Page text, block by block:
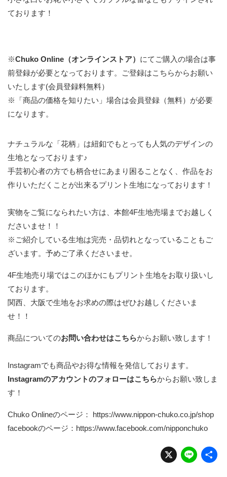
ております！
※Chuko Online（オンラインストア） にてご購入の場合は事
前登録が必要となっております。
ご登録はこちらからお願い
いたします(会員登録料無料）
※「商品の価格を知りたい」場合は会員登録（無料）が必要
になります。
ナチュラルな「花柄」は紐釦でもとっても人気のデザインの
生地となっております♪
手芸初心者の方でも柄合せにあまり困ることなく、作品をお
作りいただくことが出来るプリント生地になっております！
実物をご覧になられたい方は、本館4F生地売場までお越しく
ださいませ！！
※ご紹介している生地は完売・品切れとなっていることもご
ざいます。予めご了承くださいませ。
4F生地売り場ではこのほかにもプリント生地をお取り扱いし
ております。
関西、大阪で生地をお求めの際はぜひお越しくださいま
せ！！
商品についてのお問い合わせはこちらからお願い致します！
Instagramでも商品やお得な情報を発信しております。
Instagramのアカウントのフォローはこちらからお願い致しま
す！
Chuko Onlineのページ： https://www.nippon-chuko.co.jp/shop
facebookのページ： https://www.facebook.com/nipponchuko
X Li
n